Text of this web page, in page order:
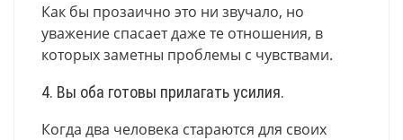
Как бы прозаично это ни звучало, но
уважение спасает даже те отношения, в
которых заметны проблемы с чувствами.
4. Вы оба готовы прилагать усилия.
Когда два человека стараются для своих